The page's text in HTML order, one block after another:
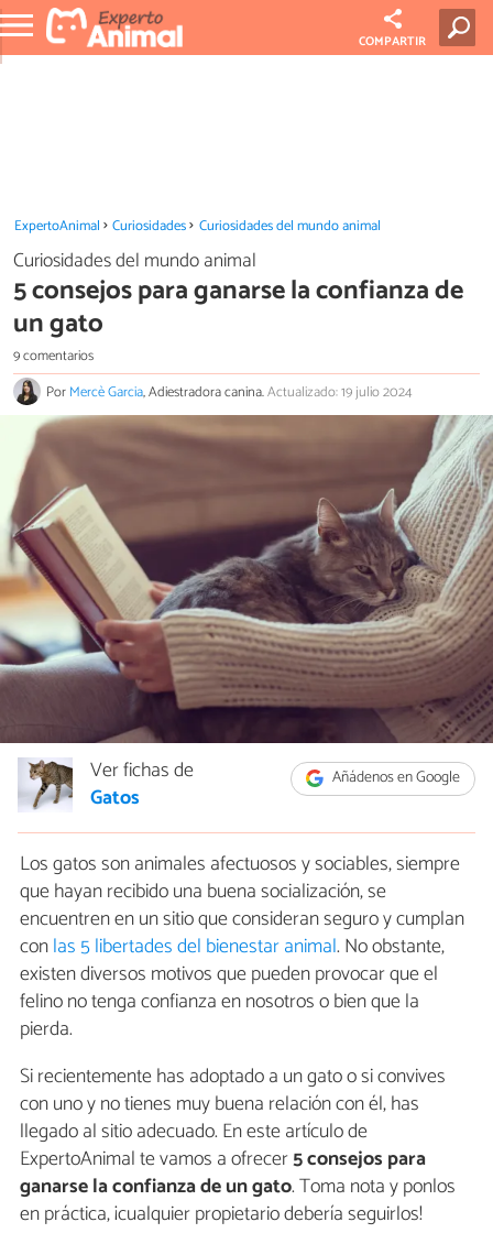
COMPARTIR
ExpertoAnimal Curiosidades Curiosidades del mundo animal
Curiosidades del mundo animal
5 consejos para ganarse la confianza de
un gato
9 comentarios
PorMercè Garcia, Adiestradora canina.Actualizado: 19 julio 2024
Añádenos en Google
Ver fichas de
Gatos
Los gatos son animales afectuosos y sociables, siempre
que hayan recibido una buena socialización, se
encuentren en un sitio que consideran seguro y cumplan
conlas 5 libertades del bienestar animal. No obstante,
existen diversos motivos que pueden provocar que el
felino no tenga confianza en nosotros o bien que la
pierda.
Si recientemente has adoptado a un gato o si convives
con uno y no tienes muy buena relación con él, has
llegado al sitio adecuado. En este artículo de
ExpertoAnimal te vamos a ofrecer5 consejos para
ganarse la confianza de un gato. Toma nota y ponlos
en práctica, ¡cualquier propietario debería seguirlos!